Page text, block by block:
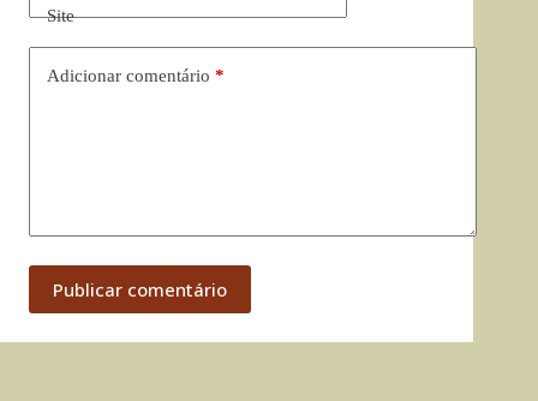
Site
Adicionar comentário *
Publicar comentário